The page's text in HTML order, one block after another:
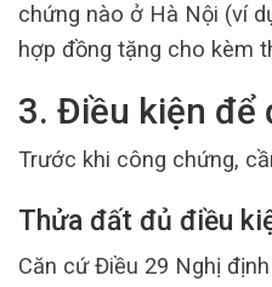
chứng nào ở Hà Nội (ví
hợp đồng tặng cho kèm
3. Điều kiện để
Trước khi công chứng,
Thửa đất đủ điều
Căn cứ Điều 29 Nghị